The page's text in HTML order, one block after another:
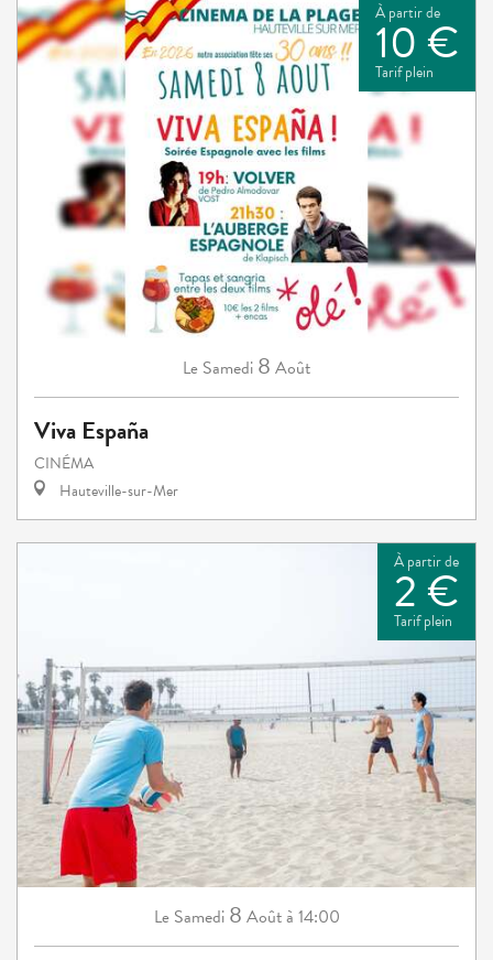
À partir de
10 €
Tarif plein
Le Samedi 8 Août
Viva España
CINÉMA
Hauteville-sur-Mer
À partir de
2 €
Tarif plein
Le Samedi 8 Aoûtà 14:00